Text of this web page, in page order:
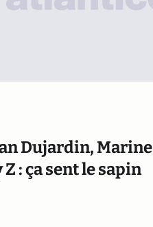
Dujardin, Marine
: ça sent le sapin